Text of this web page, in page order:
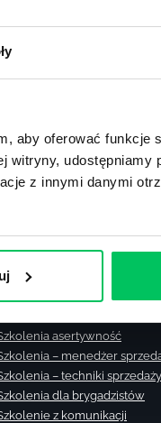
aby oferować funkcje
udostępniamy
z innymi danymi
Szkolenia – zarządzanie zmianą
– zarządzanie
Szkolenie – zarządzanie
asertywność
– menedżer
– techniki sprzedaży
dla brygadzistów
z komunikacji